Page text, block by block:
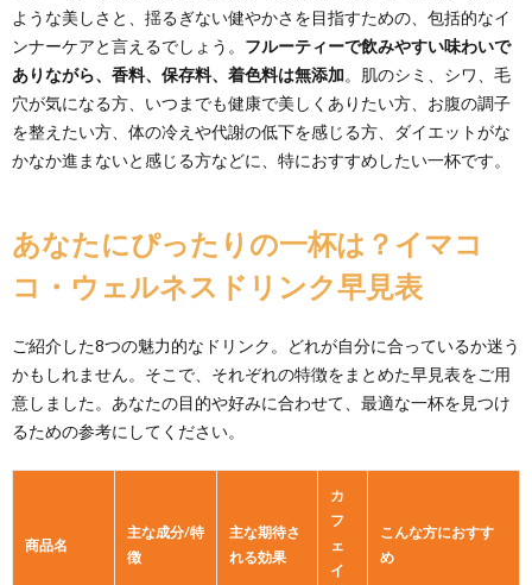
ような美しさと、揺るぎない健やかさを目指すための、包括的なイ
ンナーケアと言えるでしょう。 フルーティーで飲みやすい味わいで
ありながら、香料、保存料、着色料は無添加。肌のシミ、シワ、毛
穴が気になる方、いつまでも健康で美しくありたい方、お腹の調子
を整えたい方、体の冷えや代謝の低下を感じる方、ダイエットがな
かなか進まないと感じる方などに、特におすすめしたい一杯です。
あなたにぴったりの一杯は？イマコ
コ・ウェルネスドリンク早見表
ご紹介した8つの魅力的なドリンク。どれが自分に合っているか迷う
かもしれません。そこで、それぞれの特徴をまとめた早見表をご用
意しました。あなたの目的や好みに合わせて、最適な一杯を見つけ
るための参考にしてください。
商品名
主な成分/特
徴
主な期待さ
れる効果
カ
フ
ェ
イ
こんな方におすす
め